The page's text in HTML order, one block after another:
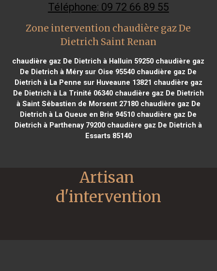
Téléphone: 09 72 66 89 55
Zone intervention chaudière gaz De
Dietrich Saint Renan
chaudière gaz De Dietrich à Halluin 59250 chaudière gaz
De Dietrich à Méry sur Oise 95540 chaudière gaz De
Dietrich à La Penne sur Huveaune 13821 chaudière gaz
De Dietrich à La Trinité 06340chaudière gaz De Dietrich
à Saint Sébastien de Morsent 27180chaudière gaz De
Dietrich à La Queue en Brie 94510 chaudière gaz De
Dietrich à Parthenay 79200 chaudière gaz De Dietrich à
Essarts 85140
Artisan
d'intervention